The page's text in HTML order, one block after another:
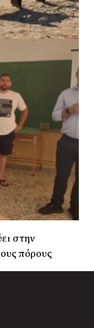
αναστολή
χαρές
στην
πόρους